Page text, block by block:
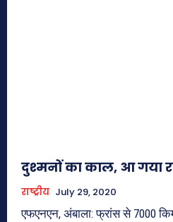
दुश्मनों का काल, आ गया
राष्ट्रीय July 29, 2020
एफएनएन, अंबाला: फ्रांस से 7000